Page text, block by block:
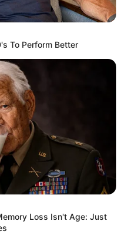
secret to feeling
To Perform Better
Loss Isn't Age: Just